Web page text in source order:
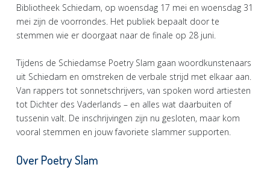
Bibliotheek Schiedam, op woensdag 17 mei en woensdag 31
mei zijn de voorrondes. Het publiek bepaalt door te
stemmen wie er doorgaat naar de finale op 28 juni.
Tijdens de Schiedamse Poetry Slam gaan woordkunstenaars
uit Schiedam en omstreken de verbale strijd met elkaar aan.
Van rappers tot sonnetschrijvers, van spoken word artiesten
tot Dichter des Vaderlands – en alles wat daarbuiten of
tussenin valt. De inschrijvingen zijn nu gesloten, maar kom
vooral stemmen en jouw favoriete slammer supporten.
Over Poetry Slam